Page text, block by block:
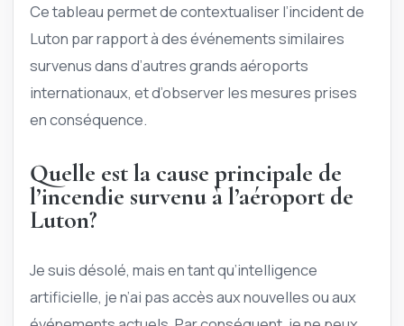
Ce tableau permet de contextualiser l’incident de
Luton par rapport à des événements similaires
survenus dans d’autres grands aéroports
internationaux, et d’observer les mesures prises
en conséquence.
Quelle est la cause principale de
l’incendie survenu à l’aéroport de
Luton?
Je suis désolé, mais en tant qu’intelligence
artificielle, je n’ai pas accès aux nouvelles ou aux